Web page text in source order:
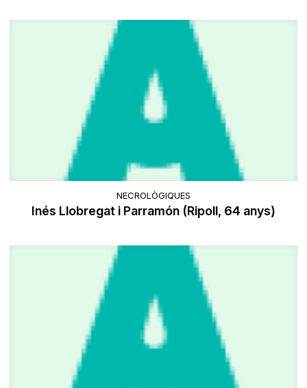
NECROLÒGIQUES
Inés Llobregat i Parramón (Ripoll, 64 anys)